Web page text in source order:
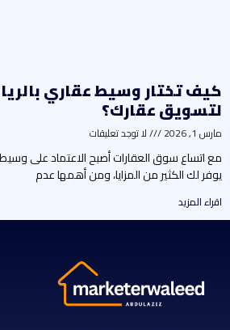
تختار وسيط عقاري
عقارك؟
1, 2026 لا توجد تعليقات
اتساع سوق العقارات أصبح الاعتماد على وسيط
لك الكثير من المزايا، ومن أهمها عدم
المزيد